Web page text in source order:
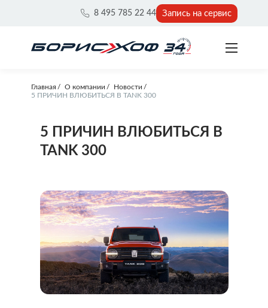
8 495 785 22 44 Запись на сервис
Главная О компании
Новости
5 ПРИЧИН ВЛЮБИТЬСЯ В TANK 300
5 ПРИЧИН ВЛЮБИТЬСЯ В
TANK 300